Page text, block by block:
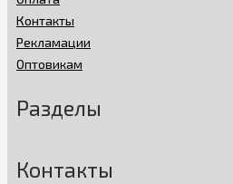
Контакты
Рекламации
Оптовикам
Разделы
Контакты